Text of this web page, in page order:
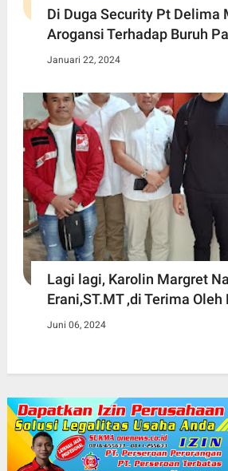
Di Duga Security Pt Delima
Arogansi Terhadap Buruh
Januari 22, 2024
Lagi lagi, Karolin Margret
Erani,ST.MT ,di Terima Oleh
Juni 06, 2024